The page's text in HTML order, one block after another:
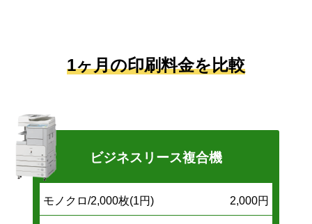
1ヶ月の印刷料金を比較
ビジネスリース複合機
モノクロ/2,000枚(1円) 2,000円